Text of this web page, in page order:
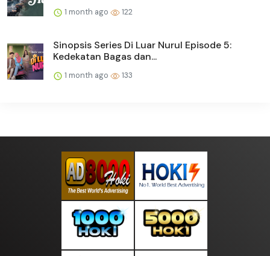
1 month ago 122
Sinopsis Series Di Luar Nurul Episode 5:
Kedekatan Bagas dan...
1 month ago 133